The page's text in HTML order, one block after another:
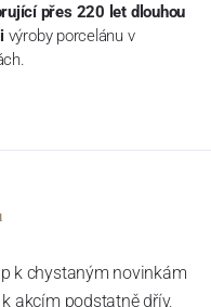
přes 220 let dlouhou
výroby porcelánu v
k chystaným novinkám
akcím podstatně dřív,